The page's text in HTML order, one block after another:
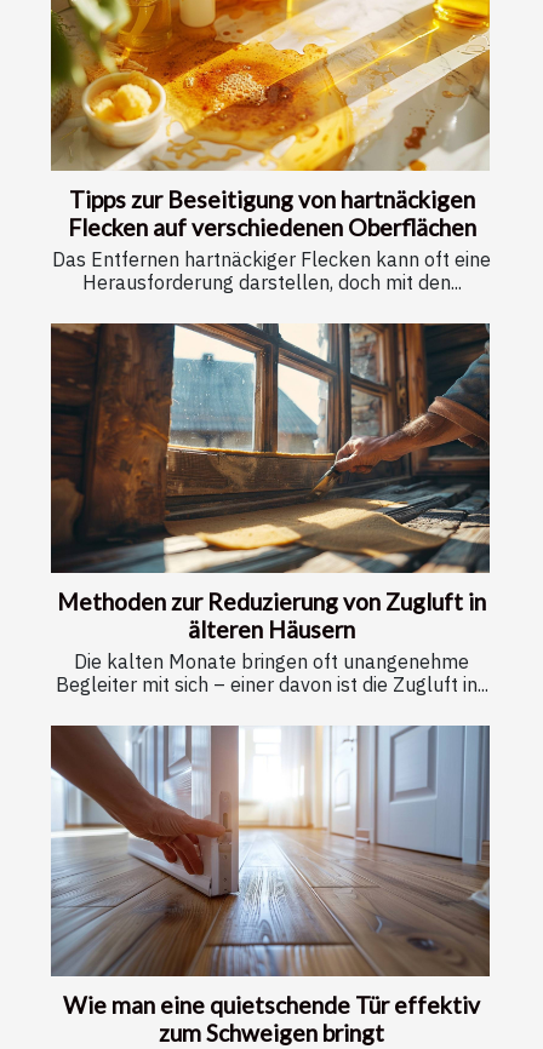
Tipps zur Beseitigung von hartnäckigen
Flecken auf verschiedenen Oberflächen
Das Entfernen hartnäckiger Flecken kann oft eine
Herausforderung darstellen, doch mit den...
Methoden zur Reduzierung von Zugluft in
älteren Häusern
Die kalten Monate bringen oft unangenehme
Begleiter mit sich – einer davon ist die Zugluft in...
Wie man eine quietschende Tür effektiv
zum Schweigen bringt